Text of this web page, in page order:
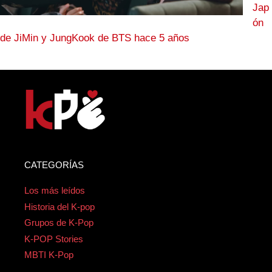
Jap
ón
de JiMin y JungKook de BTS hace 5 años
CATEGORÍAS
Los más leídos
Historia del K-pop
Grupos de K-Pop
K-POP Stories
MBTI K-Pop